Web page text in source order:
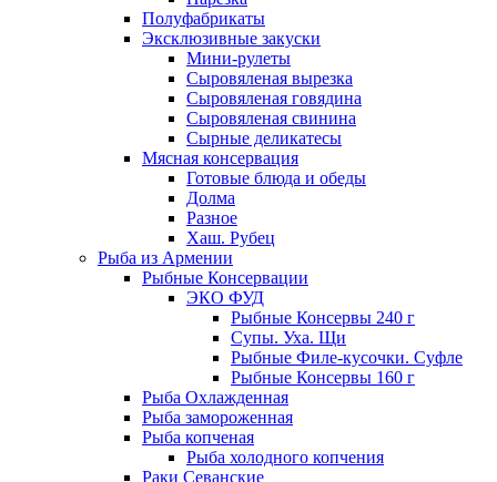
Полуфабрикаты
Эксклюзивные закуски
Мини-рулеты
Сыровяленая вырезка
Сыровяленая говядина
Сыровяленая свинина
Сырные деликатесы
Мясная консервация
Готовые блюда и обеды
Долма
Разное
Хаш. Рубец
Рыба из Армении
Рыбные Консервации
ЭКО ФУД
Рыбные Консервы 240 г
Супы. Уха. Щи
Рыбные Филе-кусочки. Суфле
Рыбные Консервы 160 г
Рыба Охлажденная
Рыба замороженная
Рыба копченая
Рыба холодного копчения
Раки Севанские